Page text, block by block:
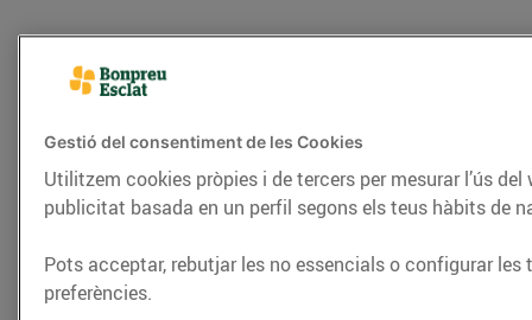
Gestió del consentiment de les Cookies
Utilitzem cookies pròpies i de tercers per mesurar l’ús
publicitat basada en un perfil segons els teus hàbits de
Pots acceptar, rebutjar les no essencials o configurar les
preferències.